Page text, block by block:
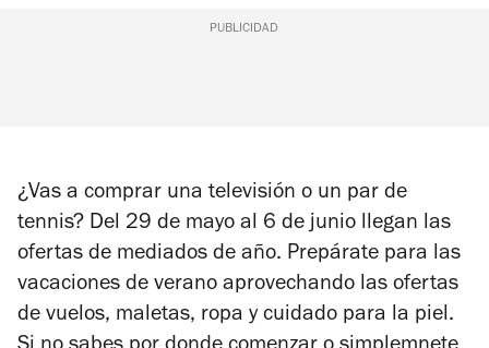
PUBLICIDAD
¿Vas a comprar una televisión o un par de
tennis? Del 29 de mayo al 6 de junio llegan las
ofertas de mediados de año. Prepárate para las
vacaciones de verano aprovechando las ofertas
de vuelos, maletas, ropa y cuidado para la piel.